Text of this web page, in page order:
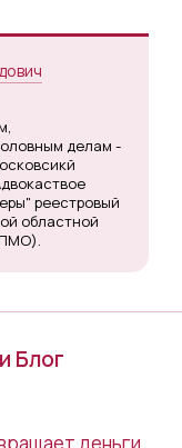
делам -
реестровый
областной
Блог
деньги